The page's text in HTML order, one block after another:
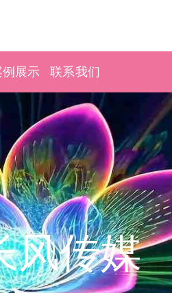
例展示 联系我们
风传媒